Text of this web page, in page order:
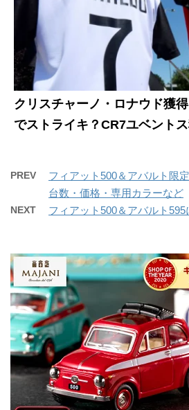
クリスチャーノ・ロナウド獲
でストライキ？CR7ユベントス
PREV
フィアット500＆アバルト限
台数・価格・専用カラーなど
NEXT フィアット500＆アバルト